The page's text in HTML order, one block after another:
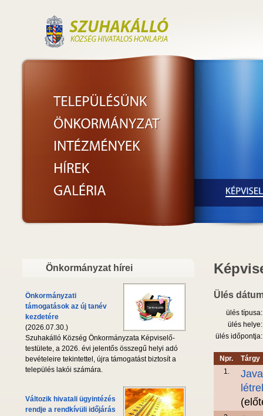
Önkormányzat hírei
Önkormányzati
támogatások az új tanév
kezdetére
(2026.07.30.)
Szuhakálló Község Önkormányzata Képviselő-
testülete, a 2026. évi jelentős összegű helyi adó
bevételeire tekintettel, újra támogatást biztosít a
település lakói számára.
Változik hivatali ügyintézés
rendje a rendkívüli időjárás
Ülés
ülés típusa:
ülés helye:
ülés időpontja:
Npr.
Tárgy
1.